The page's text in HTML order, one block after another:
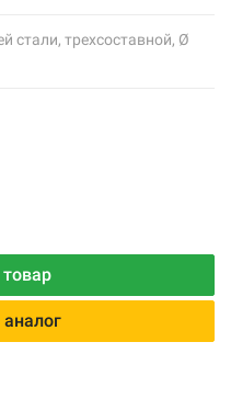
стали, трехсоставной, Ø